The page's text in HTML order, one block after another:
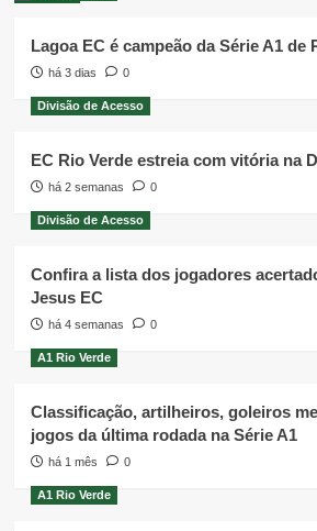
Lagoa EC é campeão da Série A1 de
há 3 dias 0
Divisão de Acesso
EC Rio Verde estreia com vitória na
há 2 semanas 0
Divisão de Acesso
Confira a lista dos jogadores
Jesus EC
há 4 semanas 0
A1 Rio Verde
Classificação, artilheiros, goleiros
jogos da última rodada na Série A1
há 1 mês 0
A1 Rio Verde